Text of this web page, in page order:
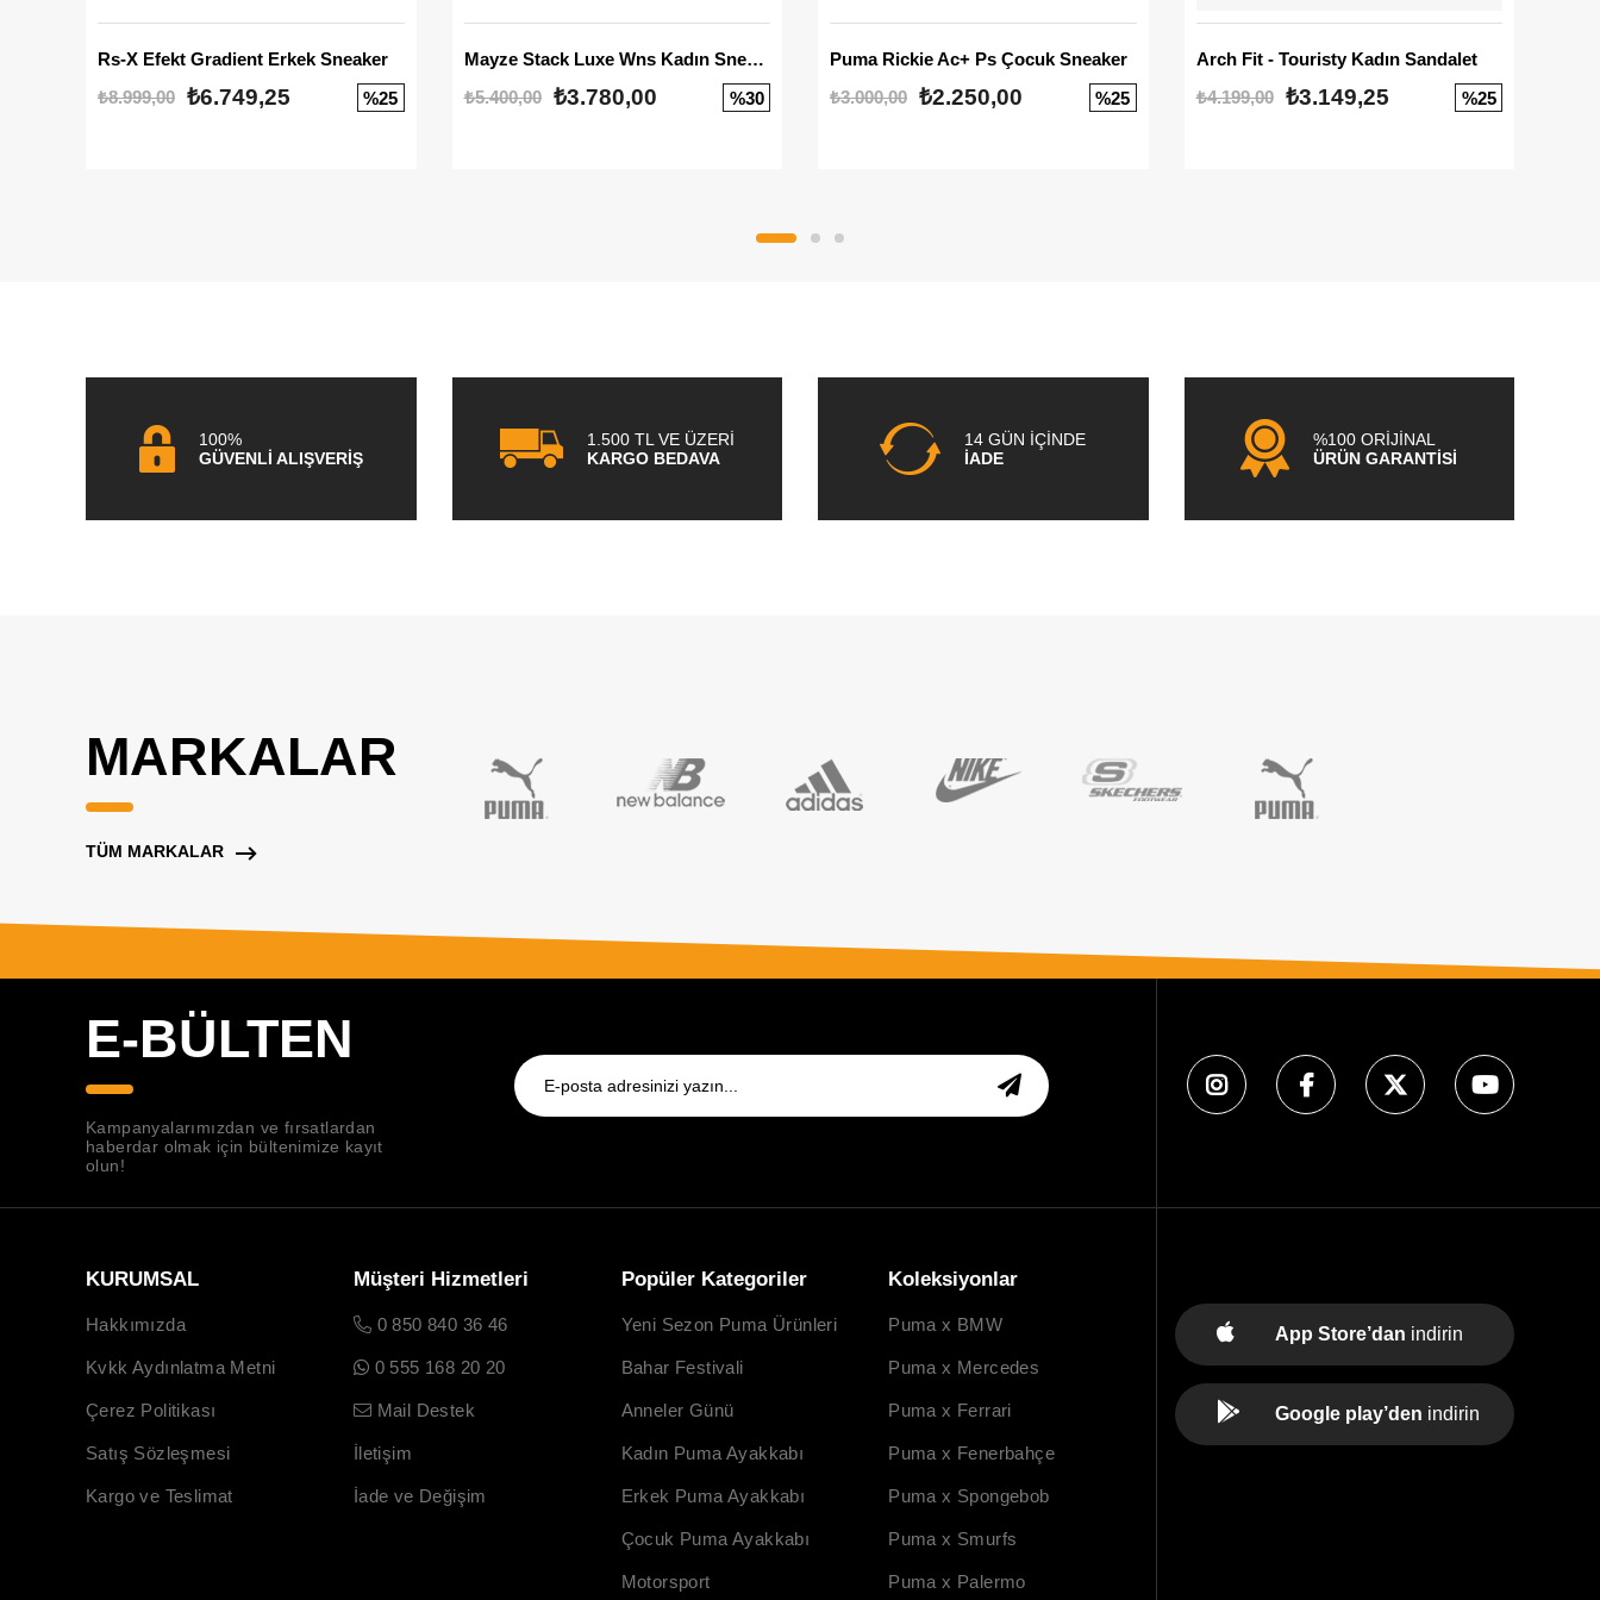
Rs-X Efekt Gradient Erkek Sneaker
₺8.999,00 ₺6.749,25 %25
Mayze Stack Luxe Wns Kadın Sneaker
₺5.400,00
₺3.780,00 %30
Puma Rickie Ac+ Ps Çocuk Sneaker
₺3.000,00 ₺2.250,00 %25
Arch Fit - Touristy Kadın Sandalet
₺4.199,00
₺3.149,25 %25
100%
GÜVENLİ ALIŞVERİŞ
1.500 TL VE ÜZERİ
KARGO BEDAVA
14 GÜN İÇİNDE
İADE
%100 ORİJİNAL
ÜRÜN GARANTİSİ
MARKALAR
TÜM MARKALAR
E-BÜLTEN
Kampanyalarımızdan ve fırsatlardan
haberdar olmak için bültenimize kayıt
olun!
KURUMSAL
Hakkımızda
Kvkk Aydınlatma Metni
Çerez Politikası
Satış Sözleşmesi
Kargo ve Teslimat
Müşteri Hizmetleri
0 850 840 36 46
0 555 168 20 20
Mail Destek
İletişim
İade ve Değişim
Popüler Kategoriler
Yeni Sezon Puma Ürünleri
Bahar Festivali
Anneler Günü
Kadın Puma Ayakkabı
Erkek Puma Ayakkabı
Çocuk Puma Ayakkabı
Motorsport
Koleksiyonlar
Puma x BMW
Puma x Mercedes
Puma x Ferrari
Puma x Fenerbahçe
Puma x Spongebob
Puma x Smurfs
Puma x Palermo
App Store’dan indirin
Google play’den indirin